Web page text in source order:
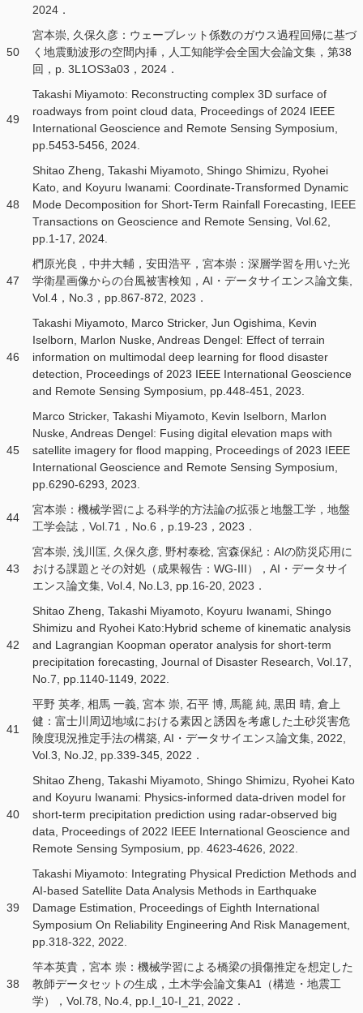
2024．
50
宮本崇, 久保久彦：ウェーブレット係数のガウス過程回帰に基づ
く地震動波形の空間内挿，人工知能学会全国大会論文集，第38
回，p. 3L1OS3a03，2024．
49
Takashi Miyamoto: Reconstructing complex 3D surface of
roadways from point cloud data, Proceedings of 2024 IEEE
International Geoscience and Remote Sensing Symposium,
pp.5453-5456, 2024.
48
Shitao Zheng, Takashi Miyamoto, Shingo Shimizu, Ryohei
Kato, and Koyuru Iwanami: Coordinate-Transformed Dynamic
Mode Decomposition for Short-Term Rainfall Forecasting, IEEE
Transactions on Geoscience and Remote Sensing, Vol.62,
pp.1-17, 2024.
47
椚原光良，中井大輔，安田浩平，宮本崇：深層学習を用いた光
学衛星画像からの台風被害検知，AI・データサイエンス論文集,
Vol.4，No.3，pp.867-872, 2023．
46
Takashi Miyamoto, Marco Stricker, Jun Ogishima, Kevin
Iselborn, Marlon Nuske, Andreas Dengel: Effect of terrain
information on multimodal deep learning for flood disaster
detection, Proceedings of 2023 IEEE International Geoscience
and Remote Sensing Symposium, pp.448-451, 2023.
45
Marco Stricker, Takashi Miyamoto, Kevin Iselborn, Marlon
Nuske, Andreas Dengel: Fusing digital elevation maps with
satellite imagery for flood mapping, Proceedings of 2023 IEEE
International Geoscience and Remote Sensing Symposium,
pp.6290-6293, 2023.
44
宮本崇：機械学習による科学的方法論の拡張と地盤工学，地盤
工学会誌，Vol.71，No.6，p.19-23，2023．
43
宮本崇, 浅川匡, 久保久彦, 野村泰稔, 宮森保紀：AIの防災応用に
おける課題とその対処（成果報告：WG-III），AI・データサイ
エンス論文集, Vol.4, No.L3, pp.16-20, 2023．
42
Shitao Zheng, Takashi Miyamoto, Koyuru Iwanami, Shingo
Shimizu and Ryohei Kato:Hybrid scheme of kinematic analysis
and Lagrangian Koopman operator analysis for short-term
precipitation forecasting, Journal of Disaster Research, Vol.17,
No.7, pp.1140-1149, 2022.
41
平野 英孝, 相馬 一義, 宮本 崇, 石平 博, 馬籠 純, 黒田 晴, 倉上
健：富士川周辺地域における素因と誘因を考慮した土砂災害危
険度現況推定手法の構築, AI・データサイエンス論文集, 2022,
Vol.3, No.J2, pp.339-345, 2022．
40
Shitao Zheng, Takashi Miyamoto, Shingo Shimizu, Ryohei Kato
and Koyuru Iwanami: Physics-informed data-driven model for
short-term precipitation prediction using radar-observed big
data, Proceedings of 2022 IEEE International Geoscience and
Remote Sensing Symposium, pp. 4623-4626, 2022.
39
Takashi Miyamoto: Integrating Physical Prediction Methods and
AI-based Satellite Data Analysis Methods in Earthquake
Damage Estimation, Proceedings of Eighth International
Symposium On Reliability Engineering And Risk Management,
pp.318-322, 2022.
38
竿本英貴，宮本 崇：機械学習による橋梁の損傷推定を想定した
教師データセットの生成，土木学会論文集A1（構造・地震工
学），Vol.78, No.4, pp.I_10-I_21, 2022．